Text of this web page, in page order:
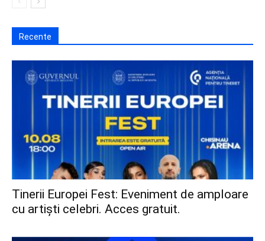
Recente
Tinerii Europei Fest: Eveniment de amploare
cu artiști celebri. Acces gratuit.